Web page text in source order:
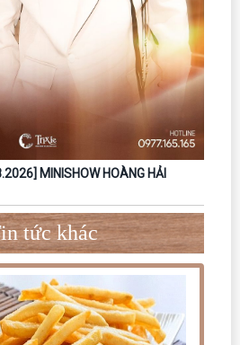
– MINISHOW NGUYỄN ĐÌNH TUẤN
tức khác